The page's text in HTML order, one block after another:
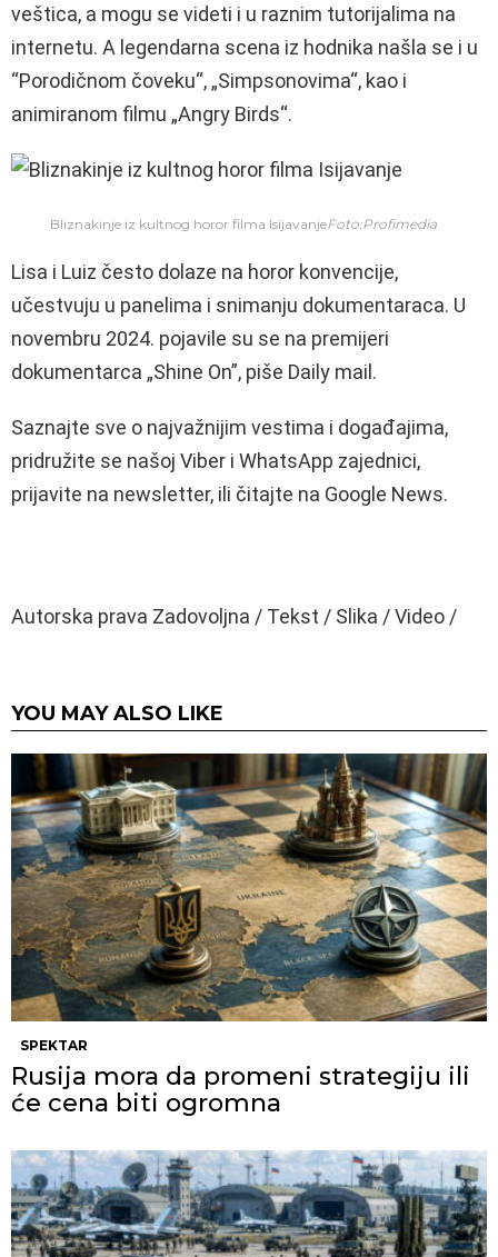
veštica, a mogu se videti i u raznim tutorijalima na
internetu. A legendarna scena iz hodnika našla se i u
“Porodičnom čoveku“, „Simpsonovima“, kao i
animiranom filmu „Angry Birds“.
Bliznakinje iz kultnog horor filma IsijavanjeFoto:Profimedia
Lisa i Luiz često dolaze na horor konvencije,
učestvuju u panelima i snimanju dokumentaraca. U
novembru 2024. pojavile su se na premijeri
dokumentarca „Shine On”, piše Daily mail.
Saznajte sve o najvažnijim vestima i događajima,
pridružite se našoj Viber i WhatsApp zajednici,
prijavite na newsletter, ili čitajte na Google News.
Autorska prava Zadovoljna / Tekst / Slika / Video /
YOU MAY ALSO LIKE
SPEKTAR
Rusija mora da promeni strategiju ili
će cena biti ogromna